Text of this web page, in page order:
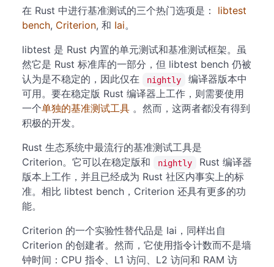
在 Rust 中进行基准测试的三个热门选项是： libtest
bench, Criterion, 和 Iai。
libtest 是 Rust 内置的单元测试和基准测试框架。虽
然它是 Rust 标准库的一部分，但 libtest bench 仍被
认为是不稳定的，因此仅在
nightly
编译器版本中
可用。要在稳定版 Rust 编译器上工作，则需要使用
一个单独的基准测试工具 。然而，这两者都没有得到
积极的开发。
Rust 生态系统中最流行的基准测试工具是
Criterion。它可以在稳定版和
nightly
Rust 编译器
版本上工作，并且已经成为 Rust 社区内事实上的标
准。相比 libtest bench，Criterion 还具有更多的功
能。
Criterion 的一个实验性替代品是 Iai，同样出自
Criterion 的创建者。然而，它使用指令计数而不是墙
钟时间：CPU 指令、L1 访问、L2 访问和 RAM 访